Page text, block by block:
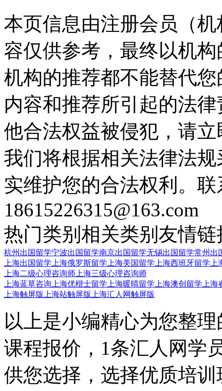
本页信息由注册会员（
容仅供参考，最终以机
机构的推荐都不能替代
内容和推荐所引起的法
他合法权益被侵犯，请
我们将根据相关法律法
实维护您的合法权利。
18615226315@163.com
热门类别 相关类别 友情链
杭州出国留学宁波出国留学南京出国留学无锡出国留学常州出
上海出国留学 上海俄罗斯留学 上海美国留学 上海西班牙留学
上海二级心理咨询师 上海三级心理咨询师
上海蓝草咨询 上海优楷士留学 上海暖晴留学 上海澳创留学 上
上海触屏版 上海站触屏版 上海汇人网触屏版
以上是小编精心为您整
课程报价，1条汇人网学
供您选择，选择优质培